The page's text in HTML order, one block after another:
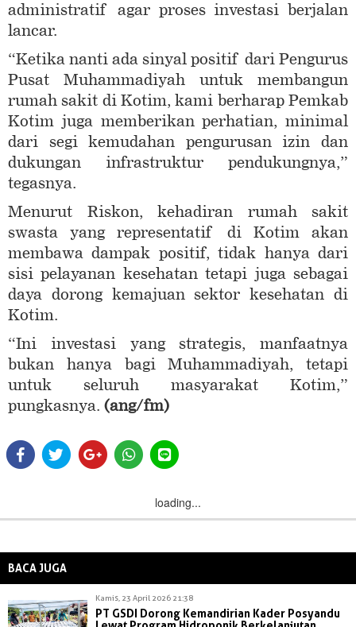
administratif agar proses investasi berjalan
lancar.
“Ketika nanti ada sinyal positif dari Pengurus
Pusat Muhammadiyah untuk membangun
rumah sakit di Kotim, kami berharap Pemkab
Kotim juga memberikan perhatian, minimal
dari segi kemudahan pengurusan izin dan
dukungan infrastruktur pendukungnya,”
tegasnya.
Menurut Riskon, kehadiran rumah sakit
swasta yang representatif di Kotim akan
membawa dampak positif, tidak hanya dari
sisi pelayanan kesehatan tetapi juga sebagai
daya dorong kemajuan sektor kesehatan di
Kotim.
“Ini investasi yang strategis, manfaatnya
bukan hanya bagi Muhammadiyah, tetapi
untuk seluruh masyarakat Kotim,”
pungkasnya. (ang/fm)
loading...
BACA JUGA
Kamis, 23 April 2026 21:38
PT GSDI Dorong Kemandirian Kader Posyandu